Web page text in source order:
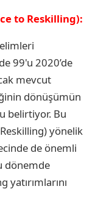
to Reskilling):
99'u 2020’de
mevcut
dönüşümün
belirtiyor. Bu
yönelik
de önemli
dönemde